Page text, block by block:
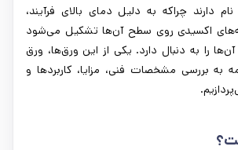
دارند چراکه به دلیل دمای بالای فرآیند،
اکسیدی روی سطح آن‌ها تشکیل می‌شود
را به دنبال دارد. یکی از این ورق‌ها، ورق